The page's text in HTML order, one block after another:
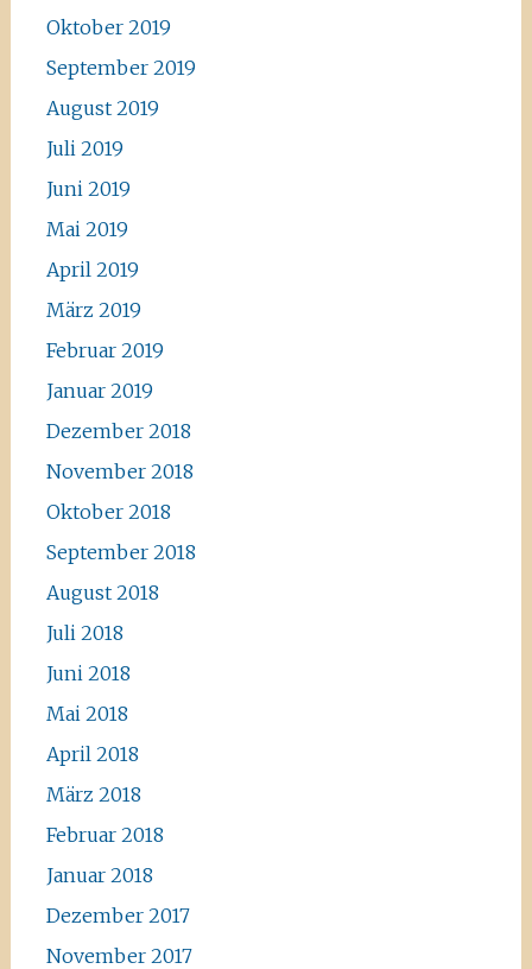
Oktober 2019
September 2019
August 2019
Juli 2019
Juni 2019
Mai 2019
April 2019
März 2019
Februar 2019
Januar 2019
Dezember 2018
November 2018
Oktober 2018
September 2018
August 2018
Juli 2018
Juni 2018
Mai 2018
April 2018
März 2018
Februar 2018
Januar 2018
Dezember 2017
November 2017